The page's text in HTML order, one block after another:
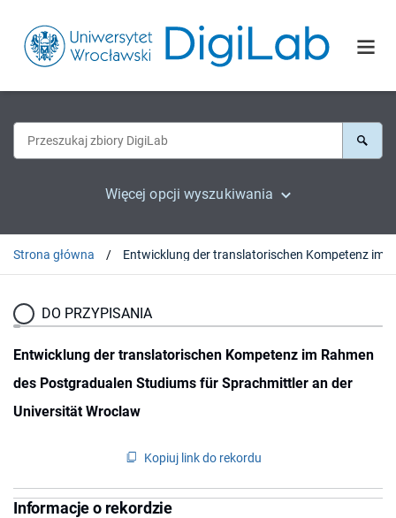
Więcej opcji wyszukiwania
Strona główna
DO PRZYPISANIA
Entwicklung der translatorischen Kompetenz im Rahmen
des Postgradualen Studiums für Sprachmittler an der
Universität Wroclaw
Kopiuj link do rekordu
Informacje o rekordzie